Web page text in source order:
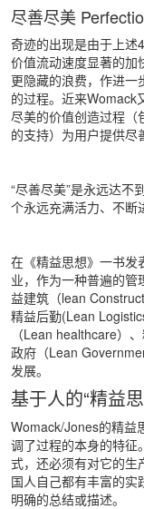
尽善尽美
奇迹的出现是由于上述
价值流动速度显著的加
更隐藏的浪费，作进
的过程。近来Womack
尽美的价值创造过程（
的支持）为用户提供尽
“尽善尽美”是永远达不
个永远充满活力、不断
在《精益思想》一书
业，作为一种普遍的
益建筑（lean
精益后勤(Lean
（Lean healthcare）
政府（Lean
发展。
基于人的“精益
Womack/Jones的精益
调了过程的本身的特征
式，还必须有对它的生
国人自己都有丰富的
明确的总结或描述。